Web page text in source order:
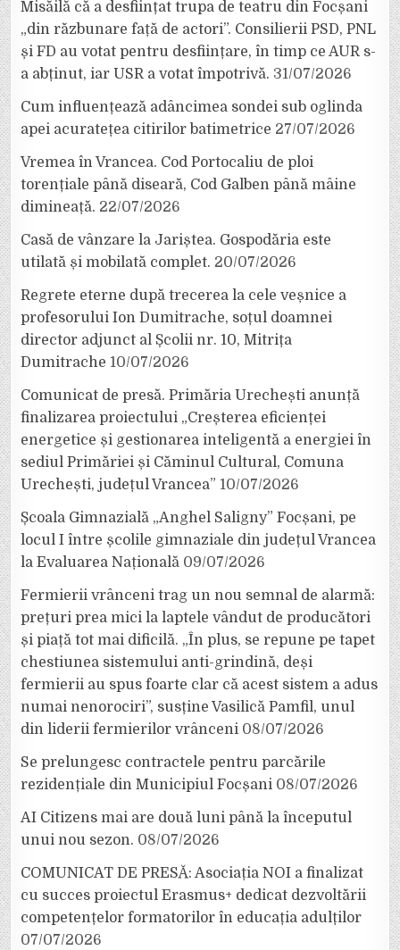
Misăilă că a desființat trupa de teatru din Focșani
„din răzbunare față de actori”. Consilierii PSD, PNL
și FD au votat pentru desființare, în timp ce AUR s-
a abținut, iar USR a votat împotrivă. 31/07/2026
Cum influențează adâncimea sondei sub oglinda
apei acuratețea citirilor batimetrice 27/07/2026
Vremea în Vrancea. Cod Portocaliu de ploi
torențiale până diseară, Cod Galben până mâine
dimineață. 22/07/2026
Casă de vânzare la Jariștea. Gospodăria este
utilată și mobilată complet. 20/07/2026
Regrete eterne după trecerea la cele veșnice a
profesorului Ion Dumitrache, soțul doamnei
director adjunct al Școlii nr. 10, Mitrița
Dumitrache 10/07/2026
Comunicat de presă. Primăria Urechești anunță
finalizarea proiectului „Creșterea eficienței
energetice și gestionarea inteligentă a energiei în
sediul Primăriei și Căminul Cultural, Comuna
Urechești, județul Vrancea” 10/07/2026
Școala Gimnazială „Anghel Saligny” Focșani, pe
locul I între școlile gimnaziale din județul Vrancea
la Evaluarea Națională 09/07/2026
Fermierii vrânceni trag un nou semnal de alarmă:
prețuri prea mici la laptele vândut de producători
și piață tot mai dificilă. „În plus, se repune pe tapet
chestiunea sistemului anti-grindină, deși
fermierii au spus foarte clar că acest sistem a adus
numai nenorociri”, susține Vasilică Pamfil, unul
din liderii fermierilor vrânceni 08/07/2026
Se prelungesc contractele pentru parcările
rezidențiale din Municipiul Focșani 08/07/2026
AI Citizens mai are două luni până la începutul
unui nou sezon. 08/07/2026
COMUNICAT DE PRESĂ: Asociația NOI a finalizat
cu succes proiectul Erasmus+ dedicat dezvoltării
competențelor formatorilor în educația adulților
07/07/2026